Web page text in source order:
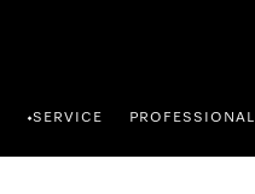
•SERVICE PROFESSIONAL